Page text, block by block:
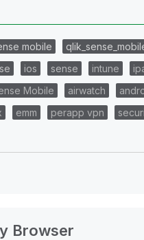
mobile
ios sense intune
Mobile airwatch
emm perapp vpn
Browser